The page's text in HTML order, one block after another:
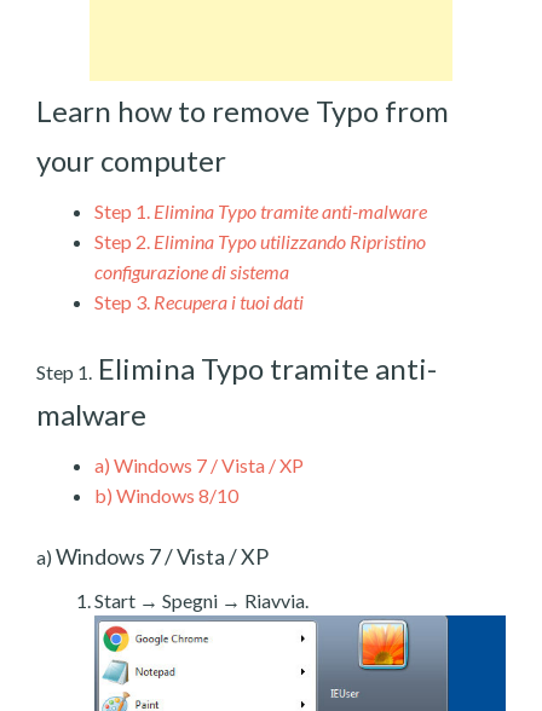
Learn how to remove Typo from
your computer
Step 1. Elimina Typo tramite anti-malware
Step 2. Elimina Typo utilizzando Ripristino
configurazione di sistema
Step 3. Recupera i tuoi dati
Step 1. Elimina Typo tramite anti-
malware
a) Windows 7 / Vista / XP
b) Windows 8/10
a) Windows 7 / Vista / XP
Start → Spegni → Riavvia.